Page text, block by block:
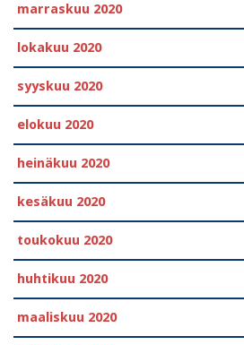
marraskuu 2020
lokakuu 2020
syyskuu 2020
elokuu 2020
heinäkuu 2020
kesäkuu 2020
toukokuu 2020
huhtikuu 2020
maaliskuu 2020